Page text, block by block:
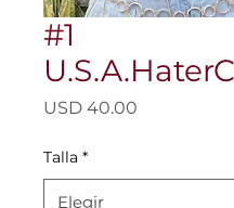
#1
USD 40.00
Talla *